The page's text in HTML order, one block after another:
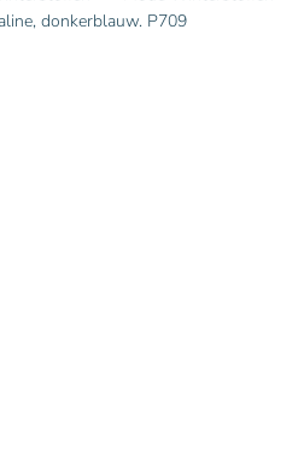
donkerblauw. P709